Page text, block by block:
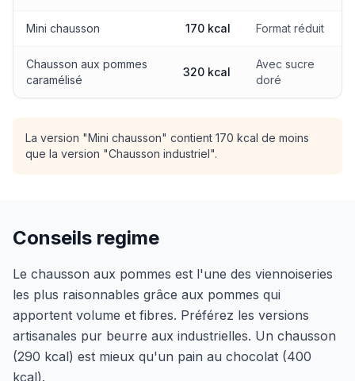
Mini chausson 170 kcal Format réduit
Chausson aux pommes
caramélisé
320 kcal
Avec sucre
doré
La version "Mini chausson" contient 170 kcal de moins
que la version "Chausson industriel".
Conseils regime
Le chausson aux pommes est l'une des viennoiseries
les plus raisonnables grâce aux pommes qui
apportent volume et fibres. Préférez les versions
artisanales pur beurre aux industrielles. Un chausson
(290 kcal) est mieux qu'un pain au chocolat (400
kcal).